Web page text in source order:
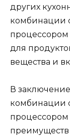
других
комбинации
процессором
для
вещества и
В
комбинации
процессором